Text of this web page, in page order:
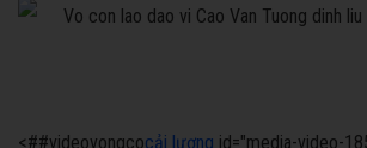
<##videovongcocải lương id="media-video-